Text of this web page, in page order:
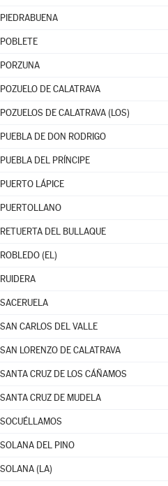
PIEDRABUENA
POBLETE
PORZUNA
POZUELO DE CALATRAVA
POZUELOS DE CALATRAVA (LOS)
PUEBLA DE DON RODRIGO
PUEBLA DEL PRÍNCIPE
PUERTO LÁPICE
PUERTOLLANO
RETUERTA DEL BULLAQUE
ROBLEDO (EL)
RUIDERA
SACERUELA
SAN CARLOS DEL VALLE
SAN LORENZO DE CALATRAVA
SANTA CRUZ DE LOS CÁÑAMOS
SANTA CRUZ DE MUDELA
SOCUÉLLAMOS
SOLANA DEL PINO
SOLANA (LA)